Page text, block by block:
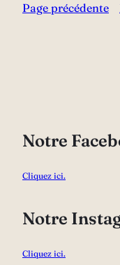
Page précédente
Notre
Cliquez ici.
Notre
Cliquez ici.